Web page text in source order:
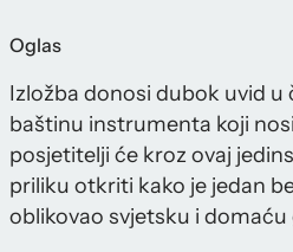
Oglas
Izložba donosi dubok uvid u
baštinu instrumenta koji
posjetitelji će kroz ovaj
priliku otkriti kako je jedan
oblikovao svjetsku i domaću